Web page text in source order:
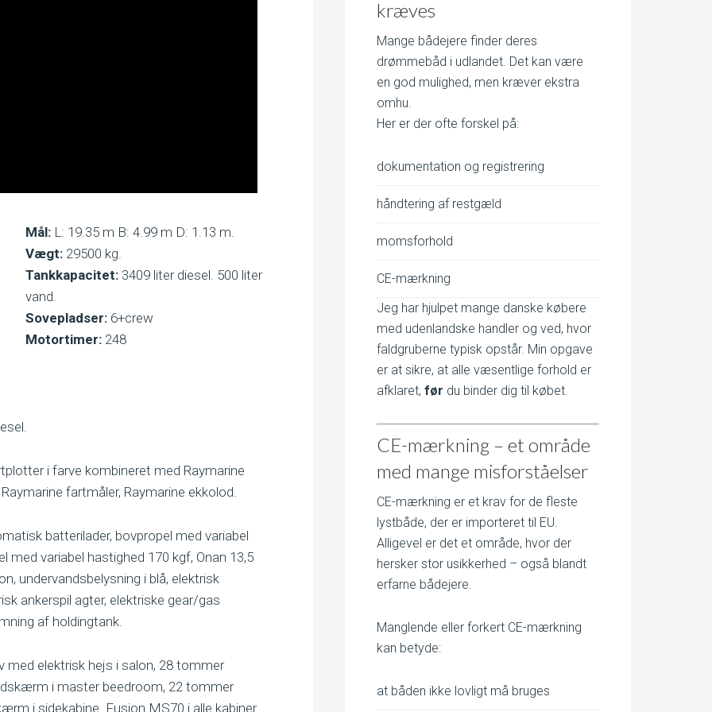
Mål:L: 19.35 m B: 4.99 m D: 1.13 m.
Vægt:29500 kg.
Tankkapacitet:3409 liter diesel. 500 liter
vand.
Sovepladser:6+crew
Motortimer:248
i farve kombineret med Raymarine
fartmåler, Raymarine ekkolod.
batterilader, bovpropel med variabel
med variabel hastighed 170 kgf, Onan 13,5
undervandsbelysning i blå, elektrisk
ankerspil agter, elektriske gear/gas
af holdingtank.
elektrisk hejs i salon, 28 tommer
i master beedroom, 22 tommer
i sidekabine. Fusion MS70 i alle kabiner
kræves
Mange bådejere finder deres
drømmebåd i udlandet. Det kan være
en god mulighed, men kræver ekstra
omhu.
Her er der ofte forskel på:
dokumentation og registrering
håndtering af restgæld
momsforhold
CE-mærkning
Jeg har hjulpet mange danske købere
med udenlandske handler og ved, hvor
faldgruberne typisk opstår. Min opgave
er at sikre, at alle væsentlige forhold er
afklaret, før du binder dig til købet.
CE-mærkning – et område
med mange misforståelser
CE-mærkning er et krav for de fleste
lystbåde, der er importeret til EU.
Alligevel er det et område, hvor der
hersker stor usikkerhed – også blandt
erfarne bådejere.
Manglende eller forkert CE-mærkning
kan betyde:
at båden ikke lovligt må bruges